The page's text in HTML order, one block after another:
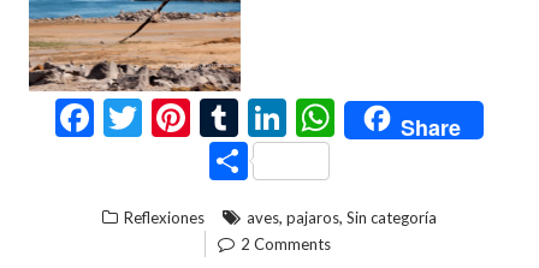
F
b
T
er
Pi
nt
er
es
T
u
m
bl
Li
n
ke
dI
W
h
s
Share
C
m
Reflexiones aves, pajaros, Sin categoría
2 Comments